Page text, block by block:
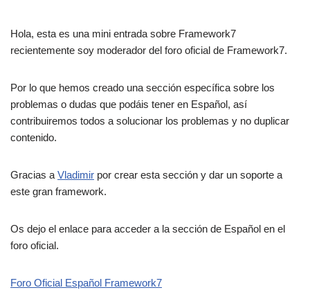
Hola, esta es una mini entrada sobre Framework7
recientemente soy moderador del foro oficial de Framework7.
Por lo que hemos creado una sección específica sobre los
problemas o dudas que podáis tener en Español, así
contribuiremos todos a solucionar los problemas y no duplicar
contenido.
Gracias a Vladimir por crear esta sección y dar un soporte a
este gran framework.
Os dejo el enlace para acceder a la sección de Español en el
foro oficial.
Foro Oficial Español Framework7